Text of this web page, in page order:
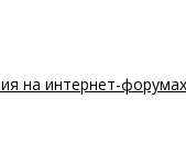
на интернет-форумах